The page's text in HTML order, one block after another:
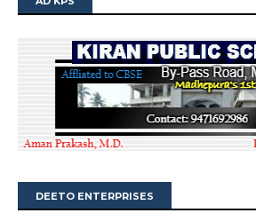
DEETO ENTERPRISES